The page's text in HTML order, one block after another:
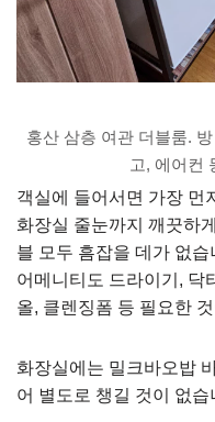
홍산 삼층 여관 더블룸.
고, 에어컨
객실에 들어서면 가장 먼
화장실 줄눈까지 깨끗하
블 모두 흠잡을 데가 없습
어메니티도 드라이기, 닥
올, 클렌징폼 등 필요한
화장실에는 밀크바오밥
어 별도로 챙길 것이 없습